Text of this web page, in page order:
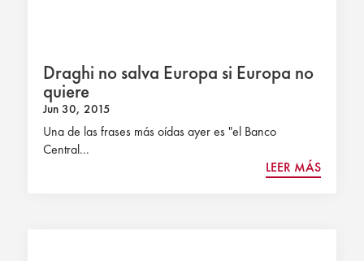
Draghi no salva Europa si Europa no
quiere
Jun 30, 2015
Una de las frases más oídas ayer es "el Banco
Central...
LEER MÁS